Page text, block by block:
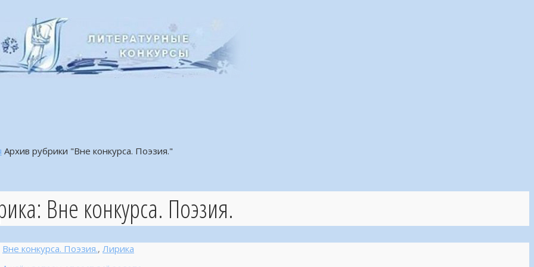
Архив рубрики "Вне конкурса. Поэзия."
Вне конкурса. Поэзия.
Вне конкурса. Поэзия., Лирика